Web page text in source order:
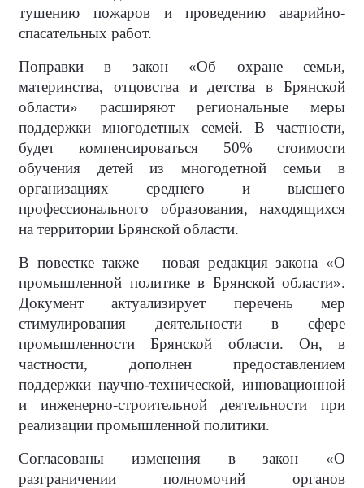
тушению пожаров и проведению аварийно-
спасательных работ.
Поправки в закон «Об охране семьи,
материнства, отцовства и детства в Брянской
области» расширяют региональные меры
поддержки многодетных семей. В частности,
будет компенсироваться 50% стоимости
обучения детей из многодетной семьи в
организациях среднего и высшего
профессионального образования, находящихся
на территории Брянской области.
В повестке также – новая редакция закона «О
промышленной политике в Брянской области».
Документ актуализирует перечень мер
стимулирования деятельности в сфере
промышленности Брянской области. Он, в
частности, дополнен предоставлением
поддержки научно-технической, инновационной
и инженерно-строительной деятельности при
реализации промышленной политики.
Согласованы изменения в закон «О
разграничении полномочий органов